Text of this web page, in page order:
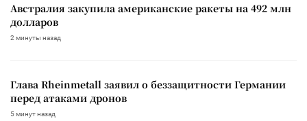
Австралия закупила американские ракеты на 492 млн
долларов
2 минуты назад
Глава Rheinmetall заявил о беззащитности Германии
перед атаками дронов
5 минут назад